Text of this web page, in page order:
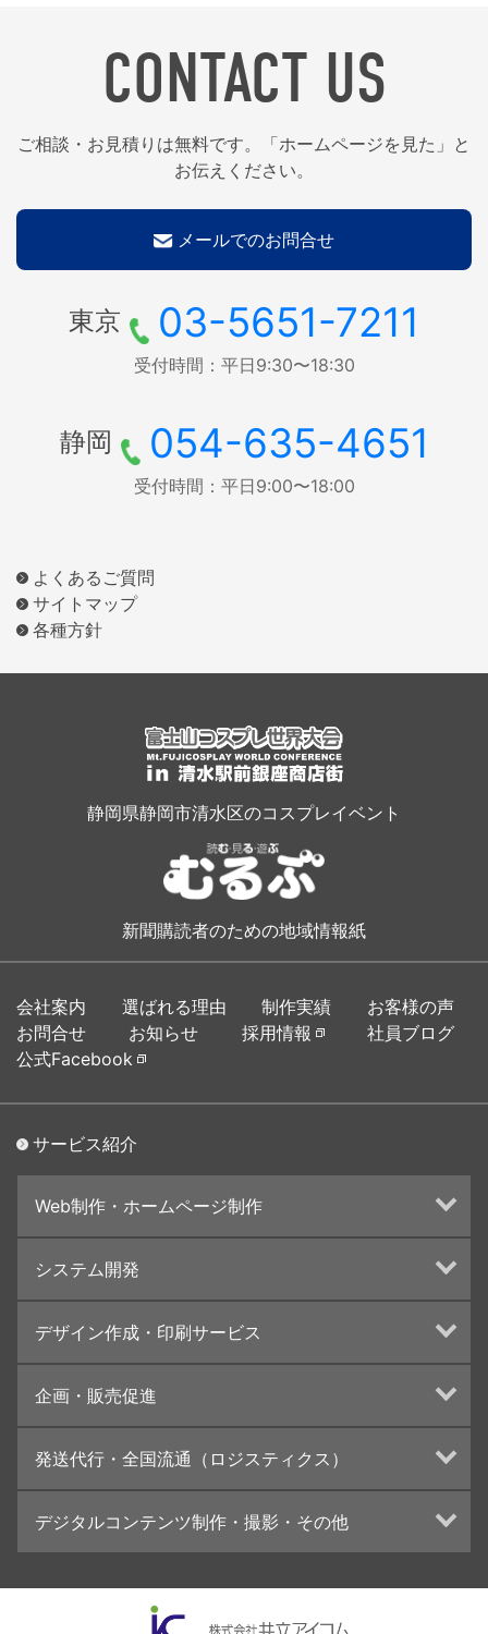
CONTACT US
ご相談・お見積りは無料です。「ホームページを見た」と
お伝えください。
メールでのお問合せ
東京 03-5651-7211
受付時間：平日9:30〜18:30
静岡 054-635-4651
受付時間：平日9:00〜18:00
よくあるご質問
サイトマップ
各種方針
静岡県静岡市清水区のコスプレイベント
新聞購読者のための地域情報紙
会社案内 選ばれる理由 制作実績
お客様の声
お問合せ
お知らせ 採用情報
社員ブログ
公式Facebook
サービス紹介
Web制作・ホームページ制作
ランディングページ制作
Web分析・改善・コンサルティング
インターネット広告代行
UI・UXデザイン設計
システム開発
デザイン作成・印刷サービス
カタログデザインの制作・印刷
冊子/パンフレットのデザイン制作・印刷
学校・会社案内パンフレット制作・印刷
高精細印刷（スブリマ印刷）
社内報
名刺
一般印刷 （オンデマンド・オフセット）
ユニバーサル・コミュニケーション・デザイン
企画・販売促進
ブランディング戦略
イベント運営
コンテンツ制作
周年事業
採用プロモーション
発送代行・全国流通（ロジスティクス）
デジタルコンテンツ制作・撮影・その他
イラスト・キャラクター制作
ロゴデザイン・CI設計